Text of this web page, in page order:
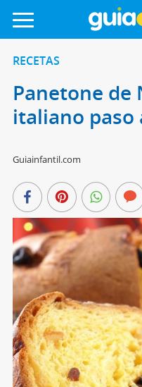
RECETAS
Panetone de
italiano paso
Guiainfantil.com